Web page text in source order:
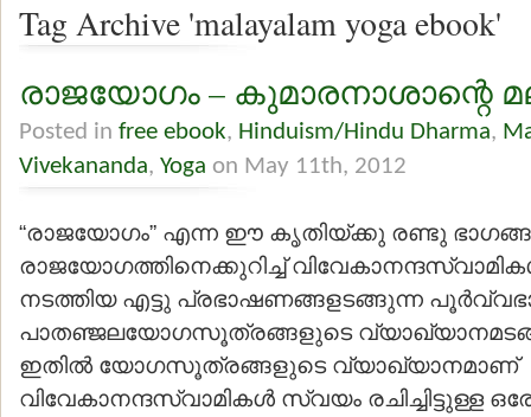
Tag Archive 'malayalam yoga ebook'
രാജയോഗം – കുമാരനാശാന്റെ
Posted in free ebook, Hinduism/Hindu Dharma,
Vivekananda, Yoga on May 11th, 2012
“രാജയോഗം” എന്ന ഈ കൃതിയ്ക്കു രണ്ടു
രാജയോഗത്തിനെക്കുറിച്ച്
നടത്തിയ എട്ടു പ്രഭാഷണങ്ങളടങ്ങുന്ന
പാതഞ്ജലയോഗസൂത്രങ്ങളുടെ
ഇതില്‍ യോഗസൂത്രങ്ങളുടെ വ്യാഖ്യാനമാണ്
വിവേകാനന്ദസ്വാമികള്‍ സ്വയം രചിച്ചിട്ടുള്ള